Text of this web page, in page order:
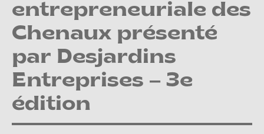
entrepreneuriale des
Chenaux présenté
par Desjardins
Entreprises – 3e
édition